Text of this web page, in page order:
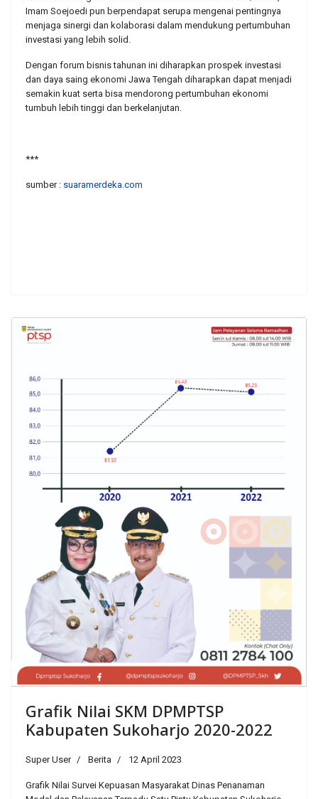
Imam Soejoedi pun berpendapat serupa mengenai pentingnya
menjaga sinergi dan kolaborasi dalam mendukung pertumbuhan
investasi yang lebih solid.
Dengan forum bisnis tahunan ini diharapkan prospek investasi
dan daya saing ekonomi Jawa Tengah diharapkan dapat menjadi
semakin kuat serta bisa mendorong pertumbuhan ekonomi
tumbuh lebih tinggi dan berkelanjutan.
***
sumber : suaramerdeka.com
Grafik Nilai SKM DPMPTSP
Kabupaten Sukoharjo 2020-2022
Super User Berita 12 April 2023
Grafik Nilai Survei Kepuasan Masyarakat Dinas Penanaman